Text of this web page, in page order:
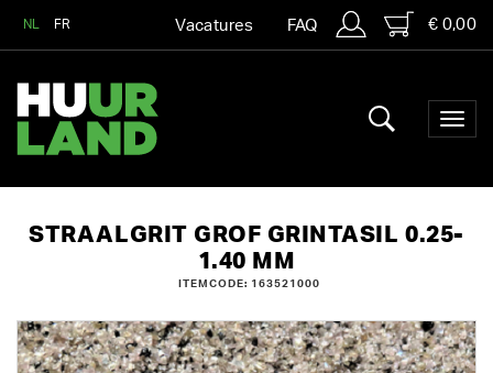
NL FR Vacatures FAQ € 0,00
STRAALGRIT GROF GRINTASIL 0.25-
1.40 MM
ITEMCODE: 163521000